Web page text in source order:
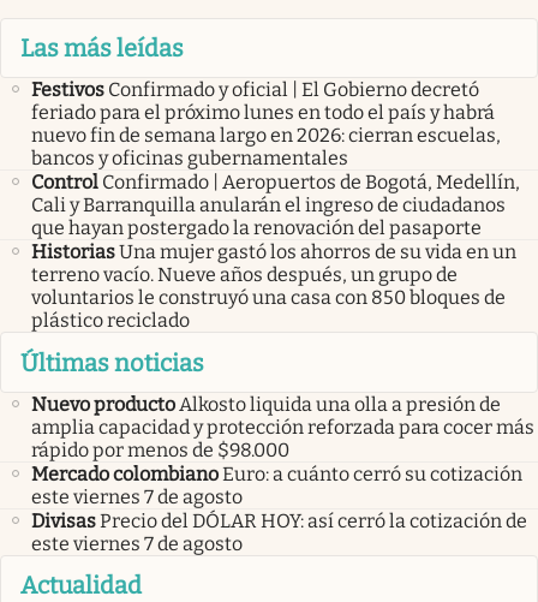
Las más leídas
Festivos Confirmado y oficial | El Gobierno decretó
feriado para el próximo lunes en todo el país y habrá
nuevo fin de semana largo en 2026: cierran escuelas,
bancos y oficinas gubernamentales
Control Confirmado | Aeropuertos de Bogotá, Medellín,
Cali y Barranquilla anularán el ingreso de ciudadanos
que hayan postergado la renovación del pasaporte
HistoriasUna mujer gastó los ahorros de su vida en un
terreno vacío. Nueve años después, un grupo de
voluntarios le construyó una casa con 850 bloques de
plástico reciclado
Últimas noticias
Nuevo productoAlkosto liquida una olla a presión de
amplia capacidad y protección reforzada para cocer más
rápido por menos de $98.000
Mercado colombianoEuro: a cuánto cerró su cotización
este viernes 7 de agosto
DivisasPrecio del DÓLAR HOY: así cerró la cotización de
este viernes 7 de agosto
Actualidad